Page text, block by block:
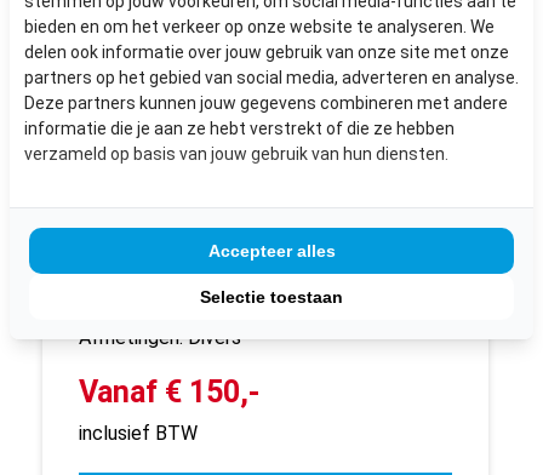
ACHTERDEUR HOGE BORSTWERING
Afmetingen: Divers
Vanaf € 150,-
inclusief BTW
bieden en om het verkeer op onze website te analyseren. We
delen ook informatie over jouw gebruik van onze site met onze
partners op het gebied van social media, adverteren en analyse.
Deze partners kunnen jouw gegevens combineren met andere
informatie die je aan ze hebt verstrekt of die ze hebben
verzameld op basis van jouw gebruik van hun diensten.
Selectie toestaan
Accepteer alles